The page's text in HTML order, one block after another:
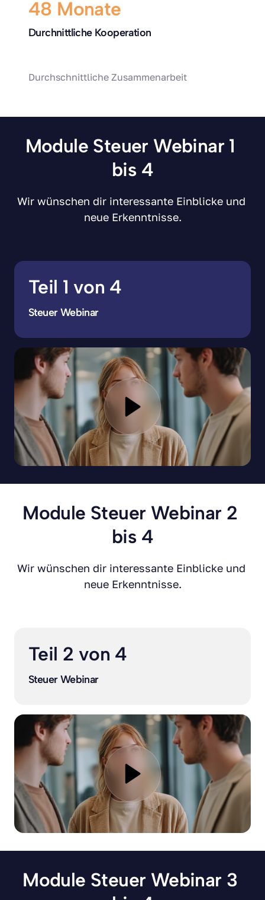
48 Monate
Durchnittliche Kooperation
Durchschnittliche Zusammenarbeit
Module Steuer Webinar 1
bis 4
Wir wünschen dir interessante Einblicke und
neue Erkenntnisse.
Teil 1 von 4
Steuer Webinar
Module Steuer Webinar 2
bis 4
Wir wünschen dir interessante Einblicke und
neue Erkenntnisse.
Teil 2 von 4
Steuer Webinar
Module Steuer Webinar 3